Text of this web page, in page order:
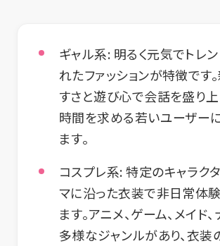
ギャル系: 明るく元気でトレ
れたファッションが特徴です
すさと遊び心で会話を盛り上
時間を求める若いユーザー
ます。
コスプレ系: 特定のキャラク
マに沿った衣装で非日常体
ます。アニメ、ゲーム、メイド
多様なジャンルがあり、衣装